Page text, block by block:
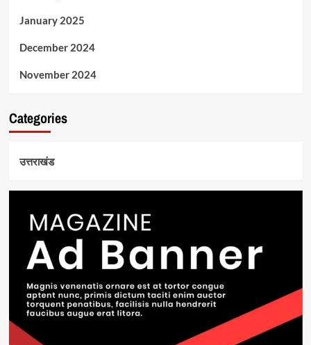
January 2025
December 2024
November 2024
Categories
उत्तराखंड